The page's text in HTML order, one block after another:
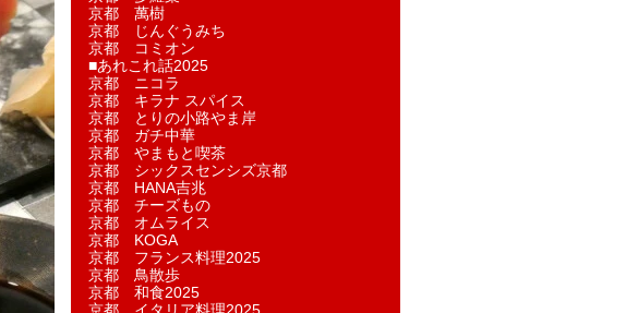
京都 萬樹
京都 じんぐうみち
京都 コミオン
■あれこれ話2025
京都 ニコラ
京都 キラナ スパイス
京都 とりの小路やま岸
京都 ガチ中華
京都 やまもと喫茶
京都 シックスセンシズ京都
京都 HANA吉兆
京都 チーズもの
京都 オムライス
京都 KOGA
京都 フランス料理2025
京都 鳥散歩
京都 和食2025